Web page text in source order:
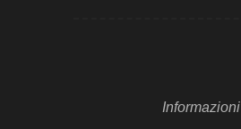
Informazioni